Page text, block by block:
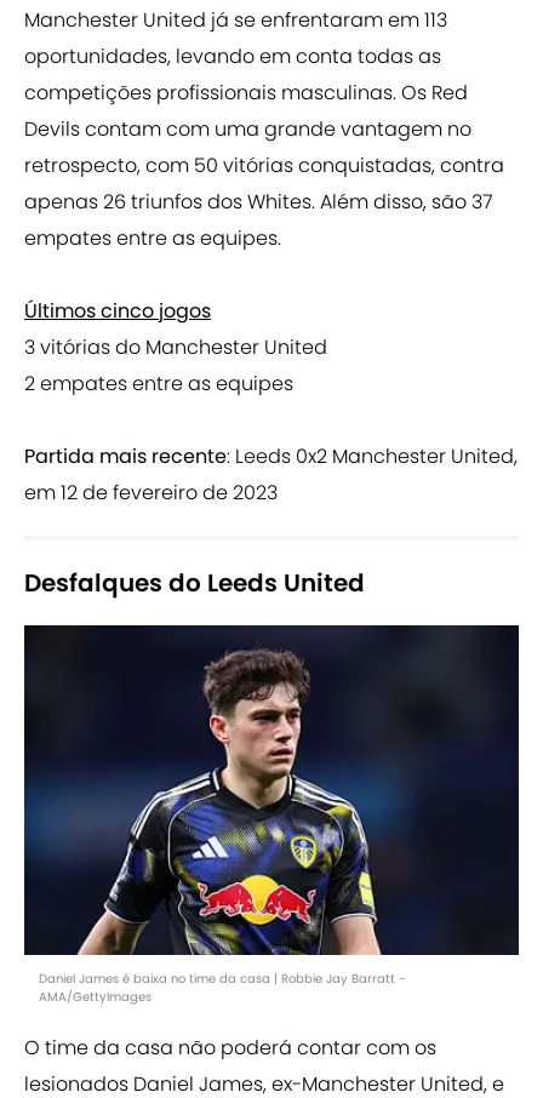
Manchester United já se enfrentaram em 113
oportunidades, levando em conta todas as
competições profissionais masculinas. Os Red
Devils contam com uma grande vantagem no
retrospecto, com 50 vitórias conquistadas, contra
apenas 26 triunfos dos Whites. Além disso, são 37
empates entre as equipes.
Últimos cinco jogos
3 vitórias do Manchester United
2 empates entre as equipes
Partida mais recente: Leeds 0x2 Manchester United,
em 12 de fevereiro de 2023
Desfalques do Leeds United
Daniel James é baixa no time da casa | Robbie Jay Barratt -
AMA/GettyImages
O time da casa não poderá contar com os
lesionados Daniel James, ex-Manchester United, e